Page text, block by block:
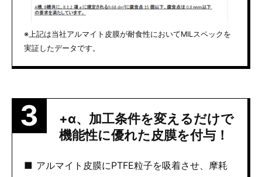
※上記は当社アルマイト皮膜が耐食性においてMILスペックを
実証したデータです。
+α、加工条件を変えるだけで
機能性に優れた皮膜を付与！
アルマイト皮膜にPTFE粒子を吸着させ、摩耗